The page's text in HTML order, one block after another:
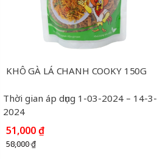
KHÔ GÀ LÁ CHANH COOKY 150G
Thời gian áp dụng 1-03-2024 – 14-3-
2024
58,000₫
Giá
gốc
là:
51,000₫Giá